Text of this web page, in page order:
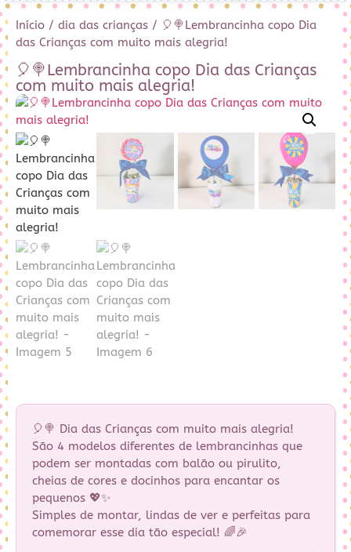
Início / dia das crianças / 🎈🍭Lembrancinha copo Dia
das Crianças com muito mais alegria!
🎈🍭Lembrancinha copo Dia das Crianças
com muito mais alegria!
🎈🍭 Dia das Crianças com muito mais alegria!
São 4 modelos diferentes de lembrancinhas que
podem ser montadas com balão ou pirulito,
cheias de cores e docinhos para encantar os
pequenos 💖✨
Simples de montar, lindas de ver e perfeitas para
comemorar esse dia tão especial! 🌈🎉